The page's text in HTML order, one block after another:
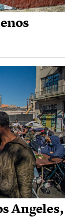
Angeles,